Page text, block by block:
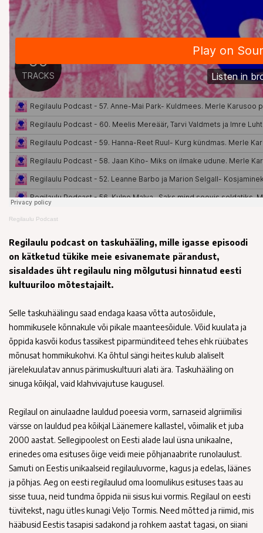
Regilaulu Podcast
Regilaulu podcast on taskuhääling, mille igasse episoodi
on kätketud tükike meie esivanemate pärandust,
sisaldades üht regilaulu ning mõlgutusi hinnatud eesti
kultuuriloo mõtestajailt.
Selle taskuhäälingu saad endaga kaasa võtta autosõidule,
hommikusele kõnnakule või pikale maanteesõidule. Võid kuulata ja
õppida kasvõi kodus tassikest piparmünditeed tehes ehk rüübates
mõnusat hommikukohvi. Ka õhtul sängi heites kulub alaliselt
järelekuulatav annus pärimuskultuuri alati ära. Taskuhääling on
sinuga kõikjal, vaid klahvivajutuse kaugusel.
Regilaul on ainulaadne lauldud poeesia vorm, sarnaseid algriimilisi
värsse on lauldud pea kõikjal Läänemere kallastel, võimalik et juba
2000 aastat. Sellegipoolest on Eesti alade laul üsna unikaalne,
erinedes oma esituses õige veidi meie põhjanaabrite runolaulust.
Samuti on Eestis unikaalseid regilauluvorme, kagus ja edelas, läänes
ja põhjas. Aeg on eesti regilaulud oma loomulikus esituses taas au
sisse tuua, neid tundma õppida nii sisus kui vormis. Regilaul on eesti
tüvitekst, nagu ütles kunagi Veljo Tormis. Need mõtted ja riimid, mis
hääbusid Eestis tasapisi sadakond ja rohkem aastat tagasi, on siiani